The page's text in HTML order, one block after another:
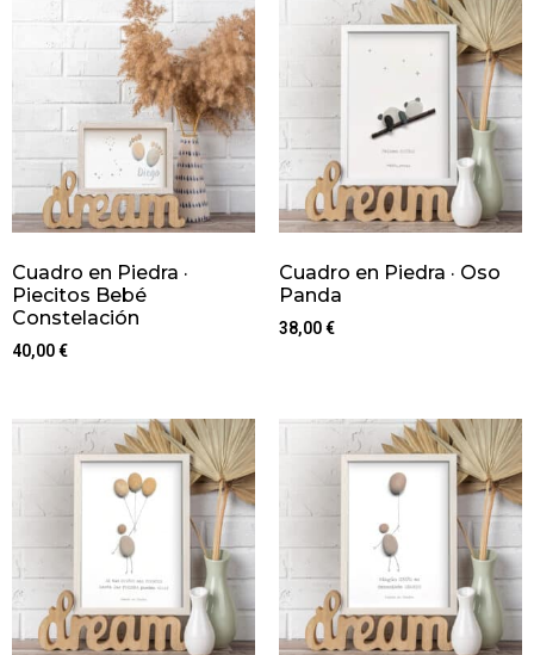
Cuadro en Piedra ·
Piecitos Bebé
Constelación
40,00€
Cuadro en Piedra · Oso
Panda
38,00€